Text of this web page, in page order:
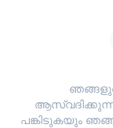
പങ്കിടുകയും